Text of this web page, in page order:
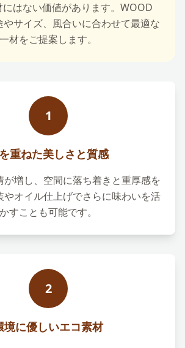
はない価値があります。WOOD
やサイズ、風合いに合わせて最適な
一材をご提案します。
1
重ねた美しさと質感
が増し、空間に落ち着きと重厚感を
やオイル仕上げでさらに味わいを活
かすことも可能です。
2
境に優しいエコ素材